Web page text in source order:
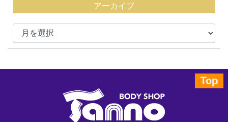
アーカイブ
Top